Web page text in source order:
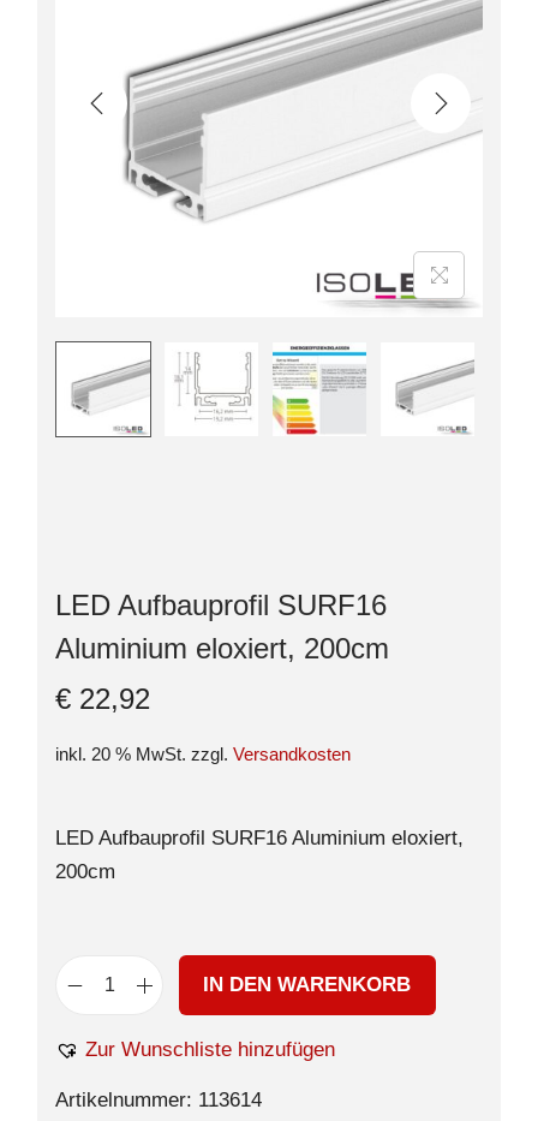
LED Aufbauprofil SURF16
Aluminium eloxiert, 200cm
€ 22,92
inkl. 20 % MwSt. zzgl. Versandkosten
LED Aufbauprofil SURF16 Aluminium eloxiert,
200cm
IN DEN WARENKORB
Zur Wunschliste hinzufügen
Artikelnummer: 113614